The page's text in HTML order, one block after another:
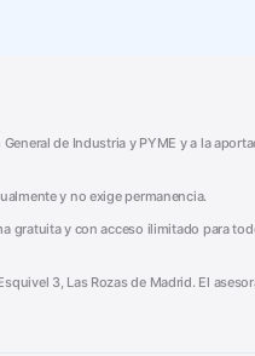
de Industria y PYME y a la
y no exige permanencia.
y con acceso ilimitado para
3, Las Rozas de Madrid. El